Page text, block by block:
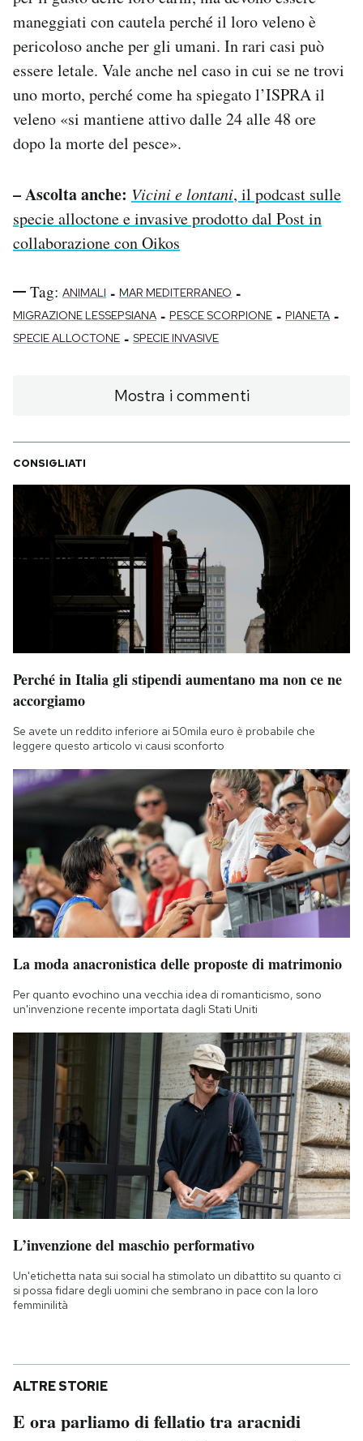
maneggiati con cautela perché il loro veleno è
pericoloso anche per gli umani. In rari casi può
essere letale. Vale anche nel caso in cui se ne trovi
uno morto, perché come ha spiegato l’ISPRA il
veleno «si mantiene attivo dalle 24 alle 48 ore
dopo la morte del pesce».
– Ascolta anche: Vicini e lontani, il podcast sulle
specie alloctone e invasive prodotto dal Post in
collaborazione con Oikos
Tag: ANIMALI - MAR MEDITERRANEO -
MIGRAZIONE LESSEPSIANA - PESCE SCORPIONE - PIANETA -
SPECIE ALLOCTONE - SPECIE INVASIVE
Mostra i commenti
CONSIGLIATI
Perché in Italia gli stipendi aumentano ma non ce ne
accorgiamo
Se avete un reddito inferiore ai 50mila euro è probabile che
leggere questo articolo vi causi sconforto
La moda anacronistica delle proposte di matrimonio
Per quanto evochino una vecchia idea di romanticismo, sono
un'invenzione recente importata dagli Stati Uniti
L’invenzione del maschio performativo
Un'etichetta nata sui social ha stimolato un dibattito su quanto ci
si possa fidare degli uomini che sembrano in pace con la loro
femminilità
ALTRE STORIE
E ora parliamo di fellatio tra aracnidi